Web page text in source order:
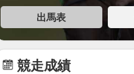
出馬表
競走成績